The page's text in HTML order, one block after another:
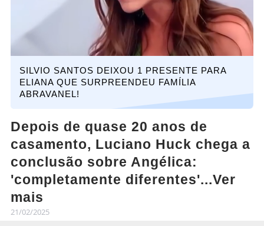
SILVIO SANTOS DEIXOU 1 PRESENTE PARA
ELIANA QUE SURPREENDEU FAMÍLIA
ABRAVANEL!
Depois de quase 20 anos de
casamento, Luciano Huck chega a
conclusão sobre Angélica:
'completamente diferentes'...Ver
mais
21/02/2025